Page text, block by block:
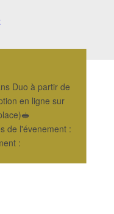
Duo à partir de
en ligne sur
de l'évenement :
: